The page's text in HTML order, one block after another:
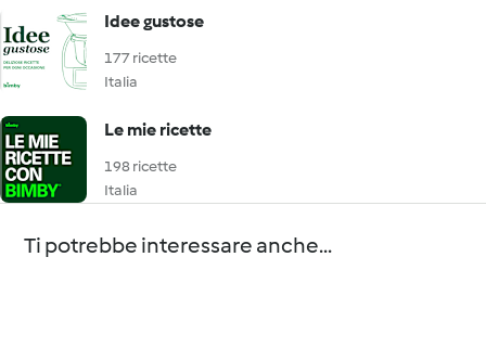
Idee gustose
177 ricette
Italia
Le mie ricette
198 ricette
Italia
Ti potrebbe interessare anche...